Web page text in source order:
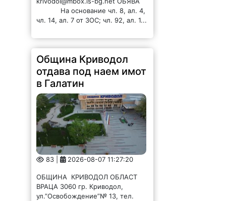
На основание чл. 8, ал. 4,
чл. 14, ал. 7 от ЗОС; чл. 92, ал. 1...
Община Криводол
отдава под наем имот
в Галатин
83 | 2026-08-07 11:27:20
ОБЩИНА КРИВОДОЛ ОБЛАСТ
ВРАЦА 3060 гр. Криводол,
ул.”Освобождение”№ 13, тел.